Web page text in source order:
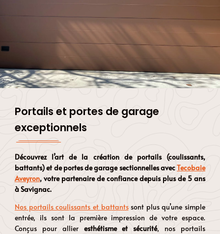
Portails et portes de garage
exceptionnels
Découvrez l’art de la création de portails (coulissants,
battants) et de portes de garage sectionnelles avecTecobaie
Aveyron, votre partenaire de confiance depuis plus de 5 ans
à Savignac.
Nos portails coulissants et battantssont plus qu’une simple
entrée, ils sont la première impression de votre espace.
Conçus pour allier esthétisme et sécurité, nos portails